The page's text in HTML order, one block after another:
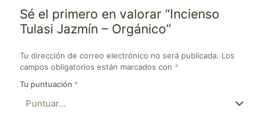
Sé el primero en valorar “Incienso
Tulasi Jazmín – Orgánico”
Tu dirección de correo electrónico no será publicada. Los
campos obligatorios están marcados con *
Tu puntuación *